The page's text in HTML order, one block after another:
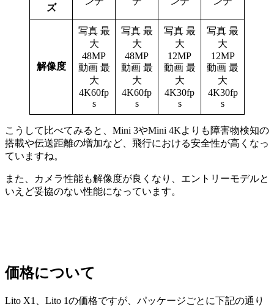
ズ
解像度
写真 最
大
48MP
動画 最
大
4K60fp
s
写真 最
大
48MP
動画 最
大
4K60fp
s
写真 最
大
12MP
動画 最
大
4K30fp
s
写真 最
大
12MP
動画 最
大
4K30fp
s
こうして比べてみると、Mini 3やMini 4Kよりも障害物検知の
搭載や伝送距離の増加など、飛行における安全性が高くなっ
ていますね。
また、カメラ性能も解像度が良くなり、エントリーモデルと
いえど妥協のない性能になっています。
価格について
Lito X1、Lito 1の価格ですが、パッケージごとに下記の通り